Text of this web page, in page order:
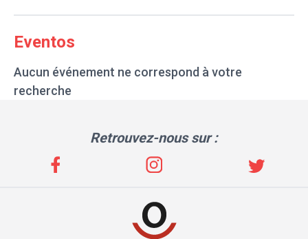
Eventos
Aucun événement ne correspond à votre
recherche
Retrouvez-nous sur :